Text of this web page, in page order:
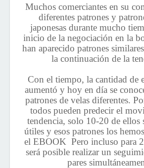
Muchos comerciantes en su
diferentes patrones y
japonesas durante mucho
inicio de la negociación en la
han aparecido patrones
la continuación de la
Con el tiempo, la cantidad de
aumentó y hoy en día se
patrones de velas diferentes.
todos pueden predecir el
tendencia, solo 10-20 de ellos
útiles y esos patrones los
el EBOOK Pero incluso para
será posible realizar un
pares